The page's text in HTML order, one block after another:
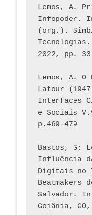
Lemos, A.
Infopoder.
(org.).
Tecnologias.
2022, pp.
Lemos, A. O
Latour
Interfaces
e Sociais
p.469-479
Bastos, G;
Influência
Digitais no
Beatmakers
Salvador.
Goiânia,